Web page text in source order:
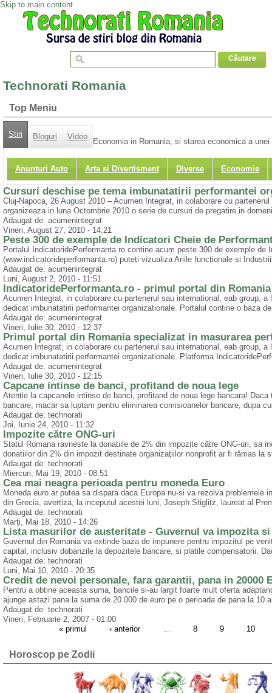
Skip to main content
Technorati Romania
Top Meniu
Stiri Bloguri Video
Anunturi Auto Arta si Divertisment Diverse Economie
Economia in Romania, si starea economica a
Cursuri deschise pe tema imbunatatirii performantei
Cluj-Napoca, 26 August 2010 – Acumen Integrat, in colaborare cu
organizeaza in luna Octombrie 2010 o serie de cursuri de pregatire in
Adaugat de: acumenintegrat
Vineri, August 27, 2010 - 14:21
Peste 300 de exemple de Indicatori Cheie de
Portalul IndicatoridePerformanta.ro contine acum peste 300 de exemple
(www.indicatorideperformanta.ro) puteti vizualiza Ariile functionale si
Adaugat de: acumenintegrat
Luni, August 2, 2010 - 11:51
IndicatoridePerformanta.ro - primul portal din
Acumen Integrat, in colaborare cu partenerul sau international, eab group,
dedicat imbunatatirii performantei organizationale. Portalul contine o baza
Adaugat de: acumenintegrat
Vineri, Iulie 30, 2010 - 12:37
Primul portal din Romania specializat in masurarea
Acumen Integrat, in colaborare cu partenerul sau international, eab group,
dedicat imbunatatirii performantei organizationale. Platforma
Adaugat de: acumenintegrat
Vineri, Iulie 30, 2010 - 12:15
Capcane intinse de banci, profitand de noua lege
Atentie la capcanele intinse de banci, profitand de noua lege bancara!
bancare, macar sa luptam pentru eliminarea comisioanelor bancare, dupa
Adaugat de: technorati
Joi, Iunie 24, 2010 - 11:32
Impozite către ONG-uri
Statul Romana ravneste la donatiile de 2% din impozite către ONG-uri, sa
donatiilor din 2% din impozit destinate organizaţiilor nonprofit ar fi rămas la
Adaugat de: technorati
Miercuri, Mai 19, 2010 - 08:51
Cea mai neagra perioada pentru moneda Euro
Moneda euro ar putea sa dispara daca Europa nu-si va rezolva
din Grecia, avertiza, la inceputul acestei luni, Joseph Stiglitz, laureat al
Adaugat de: technorati
Marţi, Mai 18, 2010 - 14:26
Lista masurilor de austeritate - Guvernul va impozita
Guvernul din Romania va extinde baza de impunere pentru impozitul pe
capital, inclusiv dobanzile la depozitele bancare, si platile compensatorii.
Adaugat de: technorati
Luni, Mai 10, 2010 - 20:35
Credit de nevoi personale, fara garantii, pana in 20000
Pentru a obtine aceasta suma, bancile si-au largit foarte mult oferta
ajunge astazi pana la suma de 20 000 de euro pe o perioada de pana la 10
Adaugat de: technorati
Vineri, Februarie 2, 2007 - 01:00
« primul
‹ anterior … 8 9 10
Horoscop pe Zodii